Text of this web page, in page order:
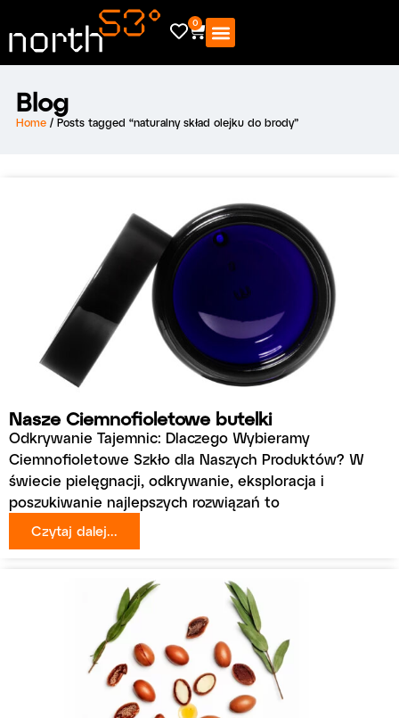
0
Blog
Home / Posts tagged “naturalny skład olejku do brody”
Nasze Ciemnofioletowe butelki
Odkrywanie Tajemnic: Dlaczego Wybieramy
Ciemnofioletowe Szkło dla Naszych Produktów? W
świecie pielęgnacji, odkrywanie, eksploracja i
poszukiwanie najlepszych rozwiązań to
Czytaj dalej...